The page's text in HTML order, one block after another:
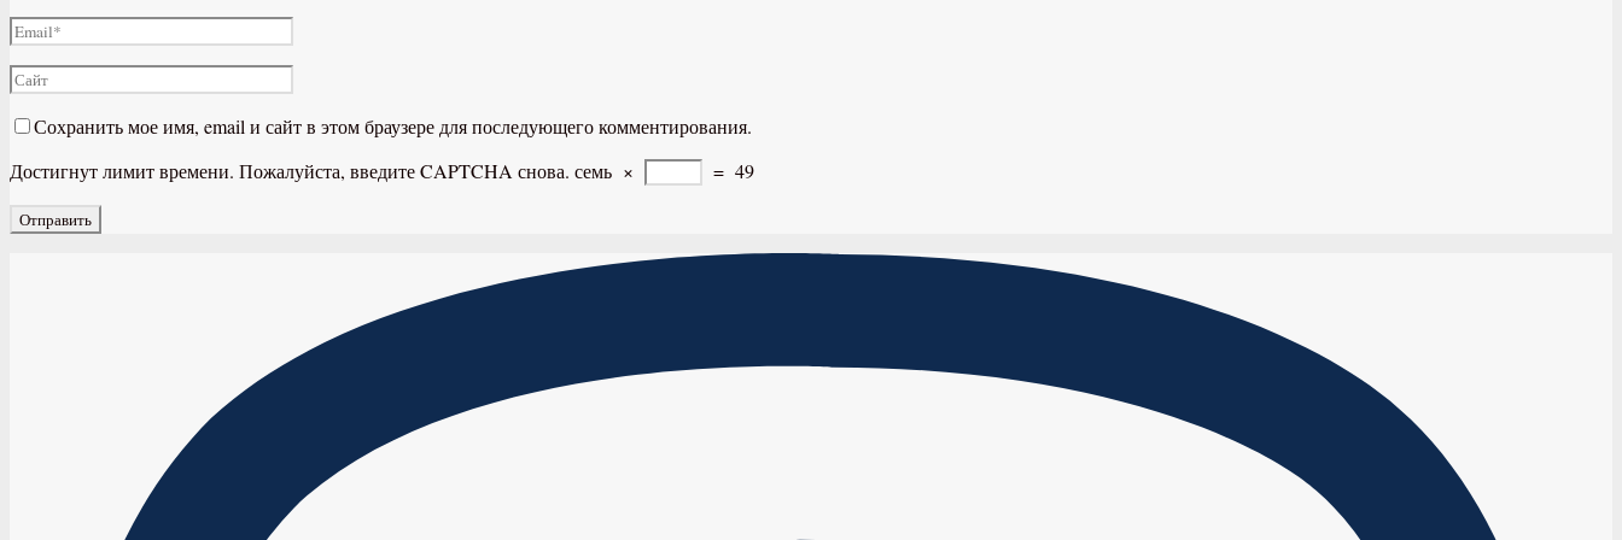
Сохранить мое имя, email и сайт в этом браузере для последующего комментирования.
Достигнут лимит времени. Пожалуйста, введите CAPTCHA снова. семь × = 49